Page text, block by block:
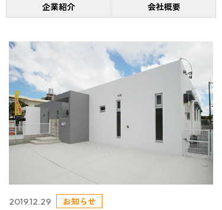
企業紹介 会社概要
2019.12.29 お知らせ